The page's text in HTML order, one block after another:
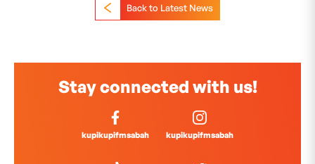
Back to Latest News
Stay connected with us!
kupikupifmsabah kupikupifmsabah